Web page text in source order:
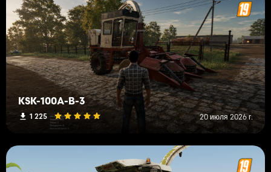
KSK-100A-B-3
1 225 20 июля 2026 г.